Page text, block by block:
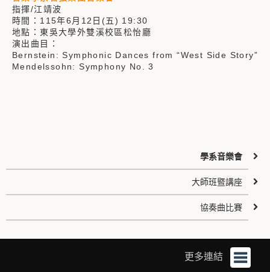
指揮/江靖波
時間：115年6月12日(五) 19:30
地點：東吳大學外雙溪校區松怡廳
演出曲目：
Bernstein: Symphonic Dances from “West Side Story”
Mendelssohn: Symphony No. 3
學系音樂會
大師班暨講座
協奏曲比賽
更多連結